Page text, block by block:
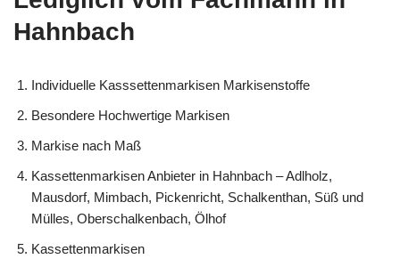
Hahnbach
Individuelle Kasssettenmarkisen Markisenstoffe
Besondere Hochwertige Markisen
Markise nach Maß
Kassettenmarkisen Anbieter in Hahnbach – Adlholz,
Mausdorf, Mimbach, Pickenricht, Schalkenthan, Süß und
Mülles, Oberschalkenbach, Ölhof
Kassettenmarkisen